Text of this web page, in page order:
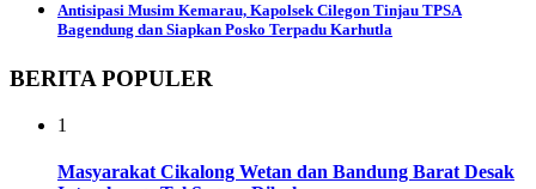
Antisipasi Musim Kemarau, Kapolsek Cilegon Tinjau TPSA
Bagendung dan Siapkan Posko Terpadu Karhutla
BERITA POPULER
1
Masyarakat Cikalong Wetan dan Bandung Barat Desak